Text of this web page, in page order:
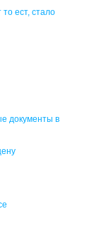
то ест, стало
документы в